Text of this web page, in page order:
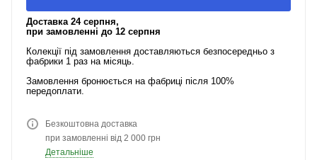
Доставка 24 серпня,
при замовленні до 12 серпня
Колекції під замовлення доставляються безпосередньо з
фабрики 1 раз на місяць.
Замовлення бронюється на фабриці після 100%
передоплати.
Безкоштовна доставка
при замовленні від 2 000 грн
Детальніше